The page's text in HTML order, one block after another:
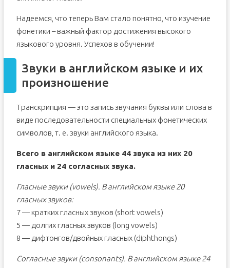
Надеемся, что теперь Вам стало понятно, что изучение
фонетики – важный фактор достижения высокого
языкового уровня. Успехов в обучении!
Звуки в английском языке и их
произношение
Транскрипция — это запись звучания буквы или слова в
виде последовательности специальных фонетических
символов, т. е. звуки английского языка.
Всего в английском языке 44 звука из них 20
гласных и 24 согласных звука.
Гласные звуки (vowels). В английском языке 20
гласных звуков:
7 — кратких гласных звуков (short vowels)
5 — долгих гласных звуков (long vowels)
8 — дифтонгов/двойных гласных (diphthongs)
Согласные звуки (consonants). В английском языке 24